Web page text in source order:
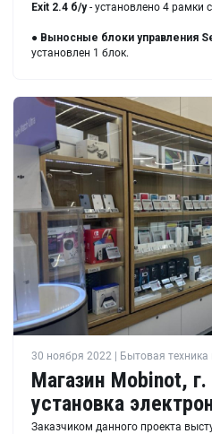
Exit 2.4 б/у- установлено 4 рамки
● Выносные блоки управления
установлен 1 блок.
30 ноября 2022 | Бытовая техника
Магазин Mobinot,
установка
Заказчиком данного проекта